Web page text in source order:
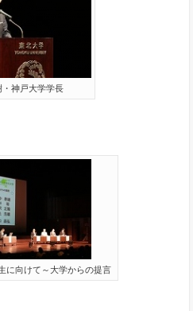
・神戸大学学長
に向けて～大学からの提言